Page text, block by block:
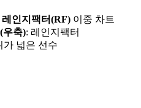
레인지팩터(RF) 이중 차트
우축): 레인지팩터
가 넓은 선수